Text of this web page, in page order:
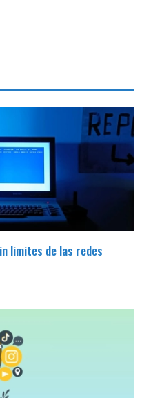
limites de las redes